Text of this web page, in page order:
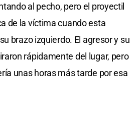
al pecho, pero el proyectil
de la víctima cuando esta
brazo izquierdo. El agresor y su
rápidamente del lugar, pero
unas horas más tarde por esa